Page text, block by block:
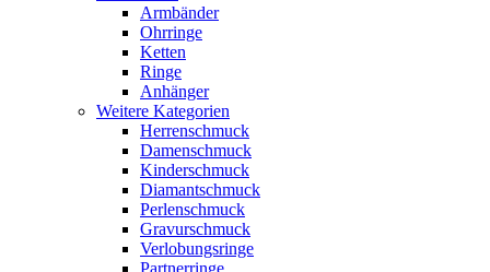
Armbänder
Ohrringe
Ketten
Ringe
Anhänger
Weitere Kategorien
Herrenschmuck
Damenschmuck
Kinderschmuck
Diamantschmuck
Perlenschmuck
Gravurschmuck
Verlobungsringe
Partnerringe